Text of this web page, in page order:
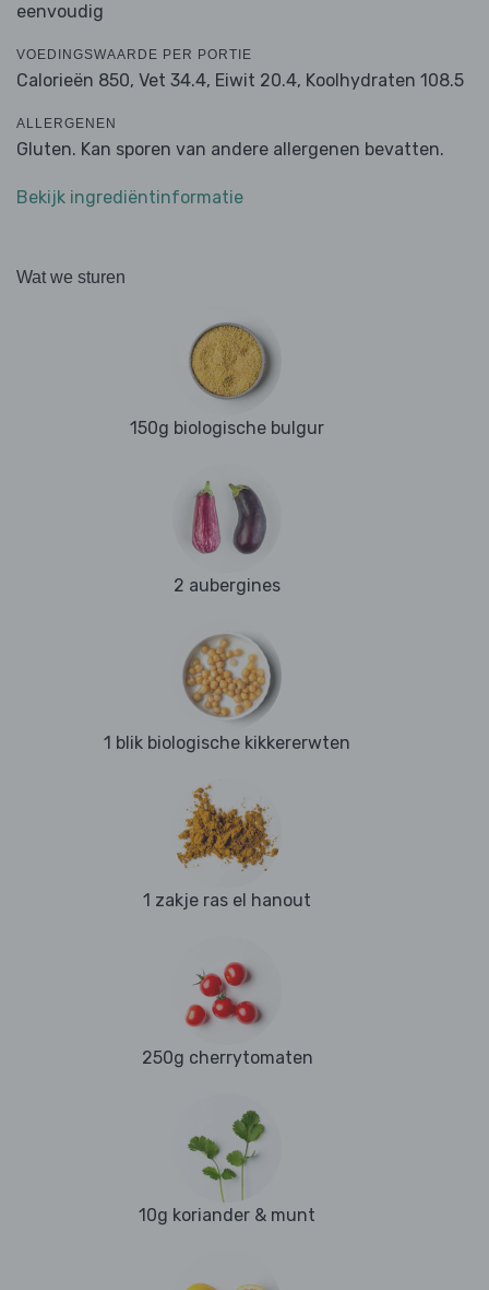
eenvoudig
VOEDINGSWAARDE PER PORTIE
Calorieën 850, Vet 34.4, Eiwit 20.4, Koolhydraten 108.5
ALLERGENEN
Gluten. Kan sporen van andere allergenen bevatten.
Bekijk ingrediëntinformatie
Wat we sturen
150g biologische bulgur
2 aubergines
1 blik biologische kikkererwten
1 zakje ras el hanout
250g cherrytomaten
10g koriander & munt